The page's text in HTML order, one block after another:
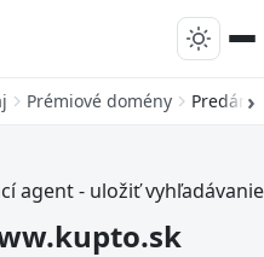
Prémiové domény Predám
agent - uložiť vyhľadávanie